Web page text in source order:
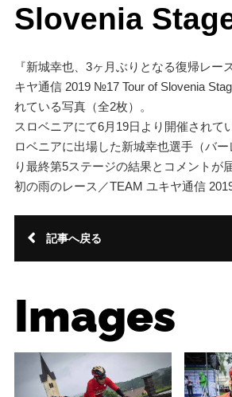
Slovenia
『新城幸也、3ヶ月ぶりとなる復帰レー
キヤ通信 2019 №17 Tour of Slovenia
れている写真（全2枚）。
スロベニアにて6月19日より開催されて
ロベニアに出場した新城幸也選手（バ
り最終第5ステージの結果とコメントが
初の雨のレース／TEAM ユキヤ通信
記事へ戻る
Images